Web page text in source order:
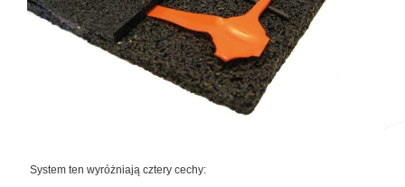
System ten wyróżniają cztery cechy: